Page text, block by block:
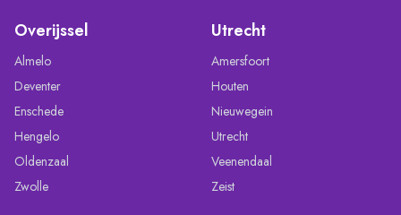
Overijssel
Almelo
Deventer
Enschede
Hengelo
Oldenzaal
Zwolle
Utrecht
Amersfoort
Houten
Nieuwegein
Utrecht
Veenendaal
Zeist